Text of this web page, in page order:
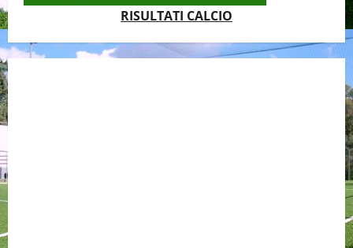
RISULTATI CALCIO